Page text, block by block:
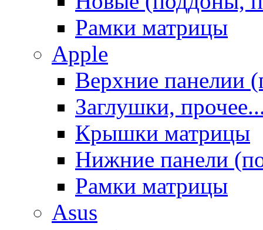
Рамки матрицы
Apple
Верхние панелии
Заглушки,
Крышки матрицы
Нижние панели
Рамки матрицы
Asus